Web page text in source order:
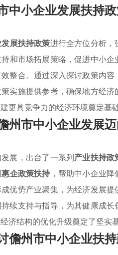
中小企业发展扶持
展扶持政策进行全方位分析
和市场拓展策略，促进中小
整合。通过深入探讨政策内
实施提供参考，确保地方经
更具竞争力的经济环境奠定基
州市中小企业发展
展，出台了一系列产业扶持政
惠企政策扶持 ，帮助中小企业
优势产业聚集，为经济发展
续支持与指导，为其健康成
济结构的优化升级奠定了坚实
儋州市中小企业扶